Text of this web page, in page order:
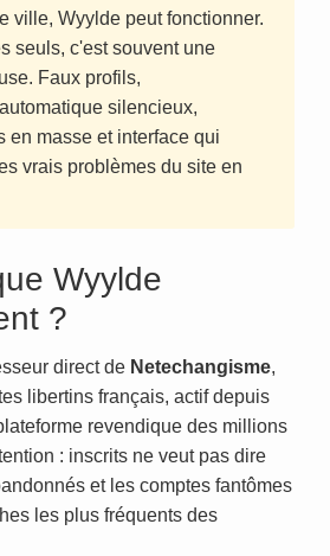
ville, Wyylde peut fonctionner.
seuls, c'est souvent une
Faux profils,
silencieux,
en masse et interface qui
vrais problèmes du site en
Wyylde
?
direct de Netechangisme,
libertins français, actif depuis
revendique des millions
: inscrits ne veut pas dire
et les comptes fantômes
les plus fréquents des